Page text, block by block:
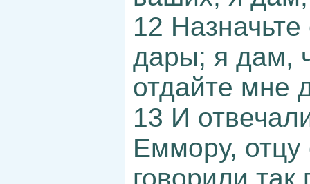
12
дары; я дам,
отдайте мне
13 И
Еммору, отцу
говорили так